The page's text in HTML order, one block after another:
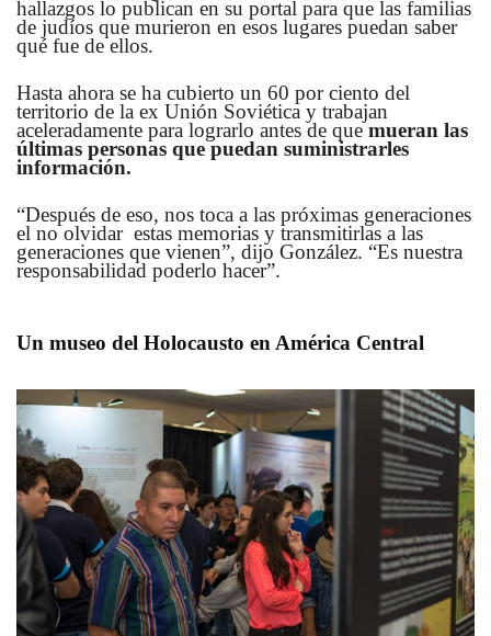
hallazgos lo publican en su portal para que las familias
de judíos que murieron en esos lugares puedan saber
qué fue de ellos.
Hasta ahora se ha cubierto un 60 por ciento del
territorio de la ex Unión Soviética y trabajan
aceleradamente para lograrlo antes de quemueran las
últimas personas que puedan suministrarles
información.
“Después de eso, nos toca a las próximas generaciones
el no olvidar estas memorias y transmitirlas a las
generaciones que vienen”, dijo González. “Es nuestra
responsabilidad poderlo hacer”.
Un museo del Holocausto en América Central